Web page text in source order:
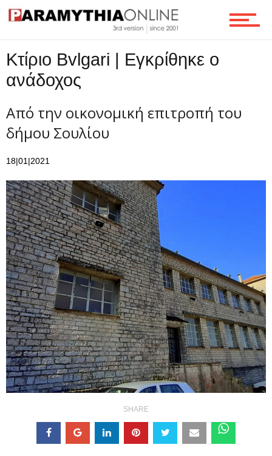
Επικοινωνία
Κτίριο Bvlgari | Εγκρίθηκε ο
ανάδοχος
Από την οικονομική επιτροπή του
δήμου Σουλίου
18|01|2021
SHARE